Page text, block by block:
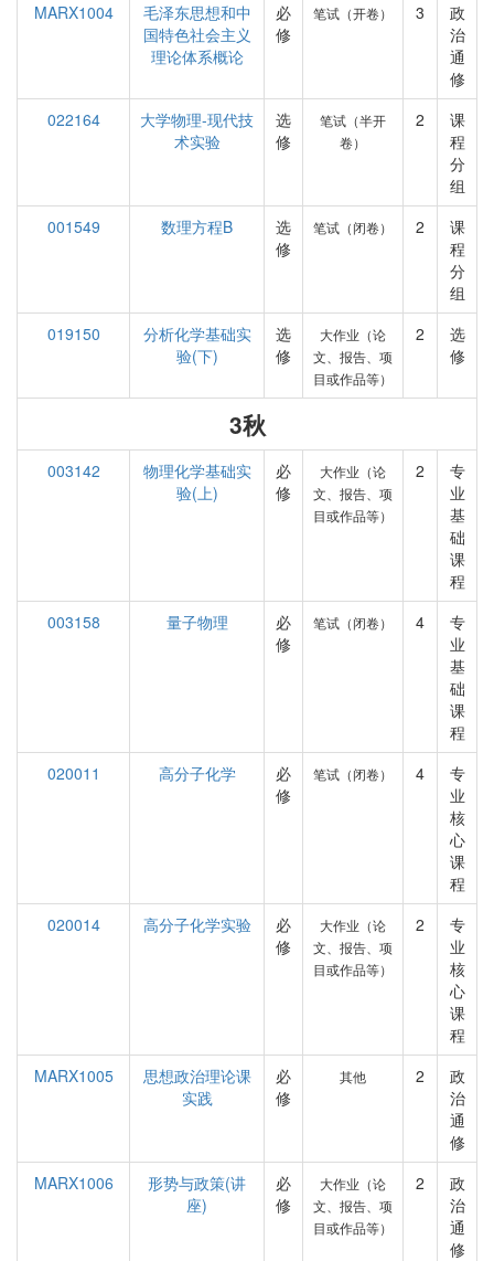
MARX1004
毛泽东思想和中
国特色社会主义
理论体系概论
必
修
笔试（开卷） 3
政
治
通
修
022164
大学物理-现代技
术实验
选
修
笔试（半开
卷）
2
课
程
分
组
001549
数理方程B
选
修
笔试（闭卷） 2
课
程
分
组
019150
分析化学基础实
验(下)
选
修
大作业（论
文、报告、项
目或作品等）
2
选
修
3秋
003142
物理化学基础实
验(上)
必
修
大作业（论
文、报告、项
目或作品等）
2
专
业
基
础
课
程
003158
量子物理
必
修
笔试（闭卷） 4
专
业
基
础
课
程
020011
高分子化学
必
修
笔试（闭卷） 4
专
业
核
心
课
程
020014
高分子化学实验
必
修
大作业（论
文、报告、项
目或作品等）
2
专
业
核
心
课
程
MARX1005
思想政治理论课
实践
必
修
其他 2
政
治
通
修
MARX1006
形势与政策(讲
座)
必
修
大作业（论
文、报告、项
目或作品等）
2
政
治
通
修